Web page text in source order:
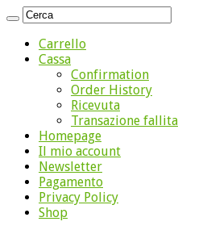
Carrello
Cassa
Confirmation
Order History
Ricevuta
Transazione fallita
Homepage
Il mio account
Newsletter
Pagamento
Privacy Policy
Shop